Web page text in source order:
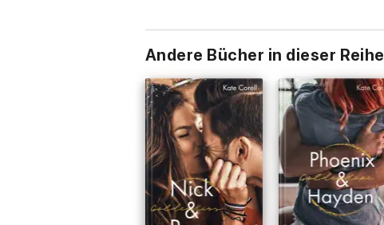
Andere Bücher in dieser Reihe